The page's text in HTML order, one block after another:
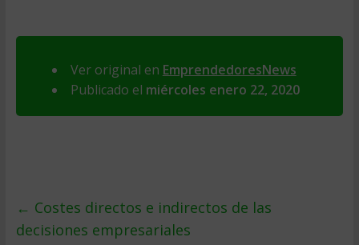
Ver original en EmprendedoresNews
Publicado el miércoles enero 22, 2020
← Costes directos e indirectos de las
decisiones empresariales